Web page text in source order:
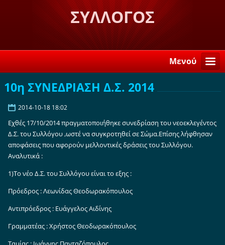
ΣΥΛΛΟΓΟΣ
ΛΟΓΚΑΝΙΚΙΩΤΩΝ ΣΤΗ
ΣΠΑΡΤΗ "Η ΒΕΛΕΜΙΝΗ"
Μενού
10η ΣΥΝΕΔΡΙΑΣΗ Δ.Σ. 2014
2014-10-18 18:02
Εχθές 17/10/2014 πραγματοποιήθηκε συνεδρίαση του νεοεκλεγέντος
Δ.Σ. του Συλλόγου ,ωστέ να συγκροτηθεί σε Σώμα.Επίσης λήφθησαν
αποφάσεις που αφορούν μελλοντικές δράσεις του Συλλόγου.
Αναλυτικά :
1)Το νέο Δ.Σ. του Συλλόγου είναι το εξης :
Πρόεδρος : Λεωνίδας Θεοδωρακόπουλος
Αντιπρόεδρος : Ευάγγελος Αιδίνης
Γραμματέας : Χρήστος Θεοδωρακόπουλος